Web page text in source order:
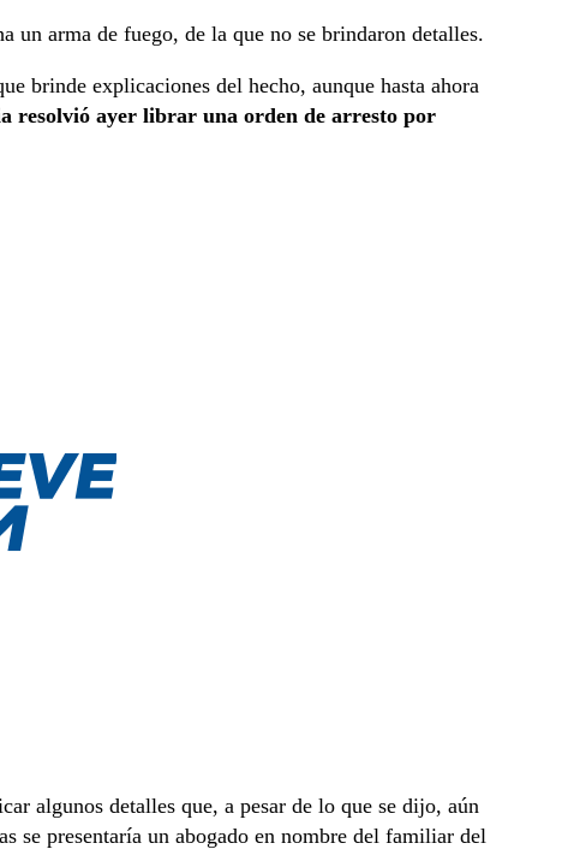
un arma de fuego, de la que no se brindaron detalles.
brinde explicaciones del hecho, aunque hasta ahora
resolvió ayer librar una orden de arresto por
algunos detalles que, a pesar de lo que se dijo, aún
se presentaría un abogado en nombre del familiar del